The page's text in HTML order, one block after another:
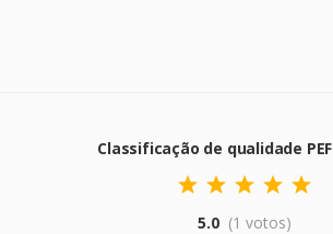
Classificação de qualidade PEF
5.0 (1 votos)